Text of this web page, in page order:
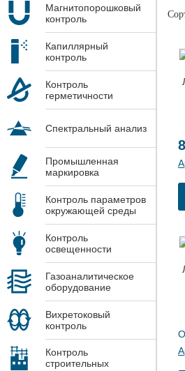
Магнитопорошковый
контроль
Капиллярный
контроль
Контроль
герметичности
Спектральный анализ
Промышленная
маркировка
Контроль параметров
окружающей среды
Контроль
освещенности
Газоаналитическое
оборудование
Вихретоковый
контроль
Контроль
строительных